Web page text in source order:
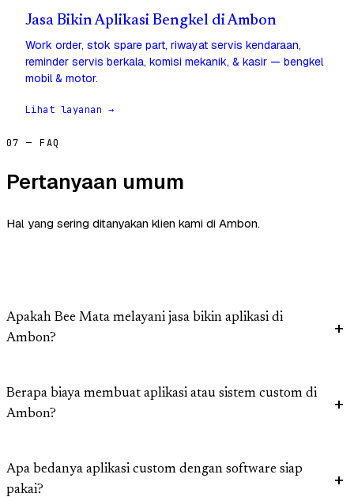
Jasa Bikin Aplikasi Bengkel di Ambon
Work order, stok spare part, riwayat servis kendaraan,
reminder servis berkala, komisi mekanik, & kasir — bengkel
mobil & motor.
Lihat layanan →
07 — FAQ
Pertanyaan umum
Hal yang sering ditanyakan klien kami di Ambon.
Apakah Bee Mata melayani jasa bikin aplikasi di
Ambon?
Berapa biaya membuat aplikasi atau sistem custom di
Ambon?
Apa bedanya aplikasi custom dengan software siap
pakai?